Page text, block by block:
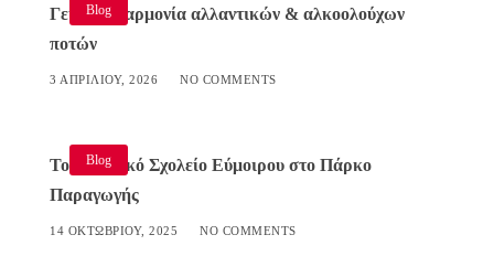
Blog
Γευστική αρμονία αλλαντικών & αλκοολούχων
ποτών
3 ΑΠΡΙΛΊΟΥ, 2026 NO COMMENTS
Blog
Το Δημοτικό Σχολείο Εύμοιρου στο Πάρκο
Παραγωγής
14 ΟΚΤΩΒΡΊΟΥ, 2025 NO COMMENTS